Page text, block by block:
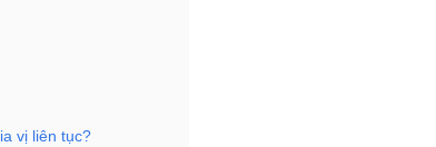
vị liên tục?